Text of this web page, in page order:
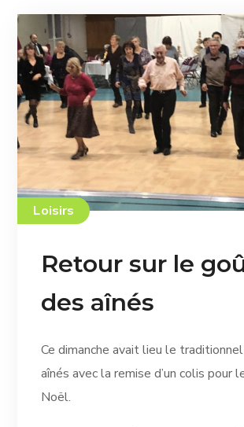
Loisirs
Retour sur le
des aînés
Ce dimanche avait lieu le
aînés avec la remise d’un colis pour
Noël.